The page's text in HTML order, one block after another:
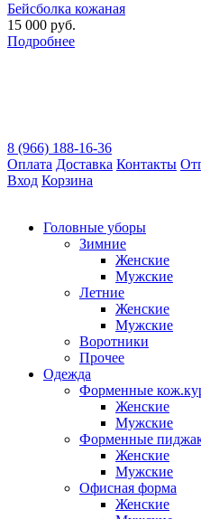
Бейсболка кожаная
15 000 руб.
Подробнее
8 (966) 188-16-36
Оплата Доставка Контакты
Вход Корзина
Головные уборы
Зимние
Женские
Мужские
Летние
Женские
Мужские
Воротники
Прочее
Одежда
Форменные
Женские
Мужские
Форменные
Женские
Мужские
Офисная форма
Женские